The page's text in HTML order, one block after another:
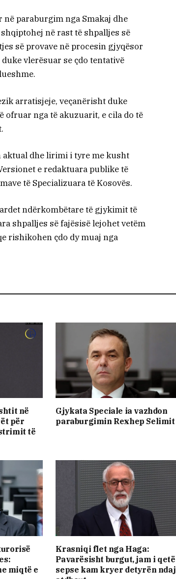
në paraburgim nga Smakaj dhe
në rast të shpalljes së
së provave në procesin gjyqësor
vlerësuar se çdo tentativë
arratisjeje, veçanërisht duke
ofruar nga të akuzuarit, e cila do të
aktual dhe lirimi i tyre me kusht
e redaktuara publike të
të Specializuara të Kosovës.
ndërkombëtare të gjykimit të
shpalljes së fajësisë lejohet vetëm
rishikohen çdo dy muaj nga
në
për
të
Gjykata Speciale ia vazhdon
paraburgimin Rexhep Selimit
miqtë e
Krasniqi flet nga Haga:
Pavarësisht burgut, jam i qetë
sepse kam kryer detyrën ndaj